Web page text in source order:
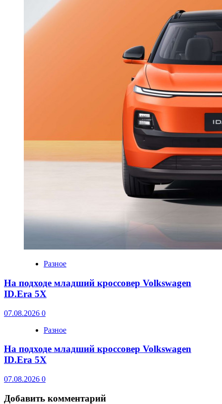
Разное
На подходе младший кроссовер Volkswagen
ID.Era 5X
07.08.2026 0
Разное
На подходе младший кроссовер Volkswagen
ID.Era 5X
07.08.2026 0
Добавить комментарий